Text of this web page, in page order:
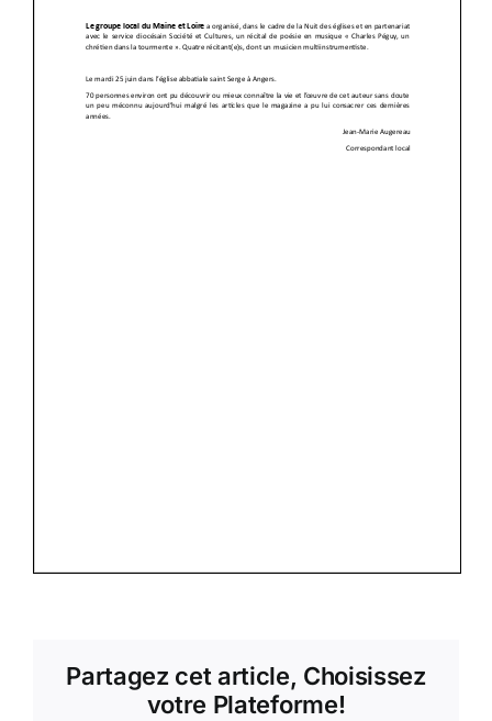
Partagez cet article, Choisissez
votre Plateforme!